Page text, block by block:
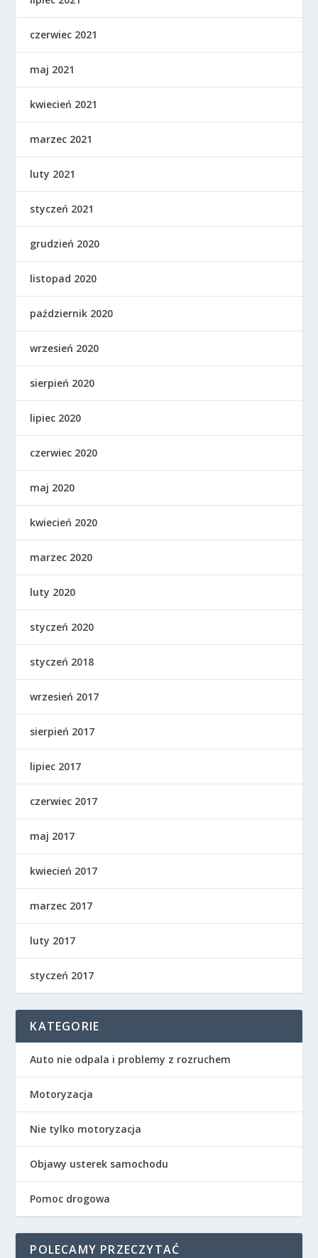
czerwiec 2021
maj 2021
kwiecień 2021
marzec 2021
luty 2021
styczeń 2021
grudzień 2020
listopad 2020
październik 2020
wrzesień 2020
sierpień 2020
lipiec 2020
czerwiec 2020
maj 2020
kwiecień 2020
marzec 2020
luty 2020
styczeń 2020
styczeń 2018
wrzesień 2017
sierpień 2017
lipiec 2017
czerwiec 2017
maj 2017
kwiecień 2017
marzec 2017
luty 2017
styczeń 2017
KATEGORIE
Auto nie odpala i problemy z rozruchem
Motoryzacja
Nie tylko motoryzacja
Objawy usterek samochodu
Pomoc drogowa
POLECAMY PRZECZYTAĆ